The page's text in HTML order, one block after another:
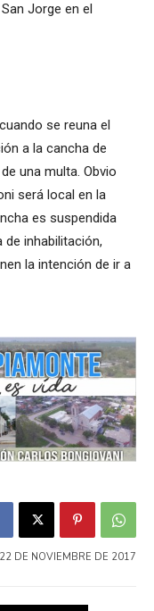
Jorge en el
se reuna el
a la cancha de
una multa. Obvio
será local en la
es suspendida
inhabilitación,
la intención de ir a
22 DE NOVIEMBRE DE 2017